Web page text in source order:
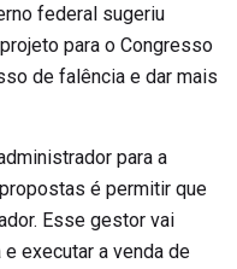
federal sugeriu
para o Congresso
de falência e dar mais
para a
é permitir que
Esse gestor vai
executar a venda de